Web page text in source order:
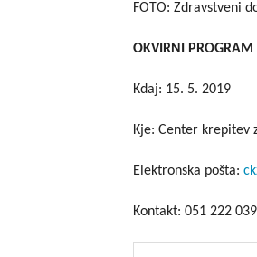
FOTO: Zdravstveni
OKVIRNI
Kdaj: 15. 5. 2019
Kje: Center krepitev
Elektronska pošta:
Kontakt: 051 222